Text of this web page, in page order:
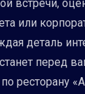
встречи,
или
деталь
перед
ресторану